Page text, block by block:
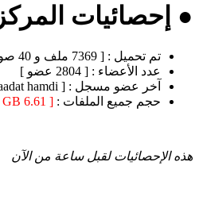
● إحصائيات المركز
تم تحميل : [ 7369 ملف و 40 صورة ]
عدد الأعضاء : [ 2804 عضو ]
آخر عضو مسجل : [ Saadat hamdi ]
حجم جميع الملفات : [ 6.61 GB ]
هذه الإحصائيات لقبل ساعة من الآن